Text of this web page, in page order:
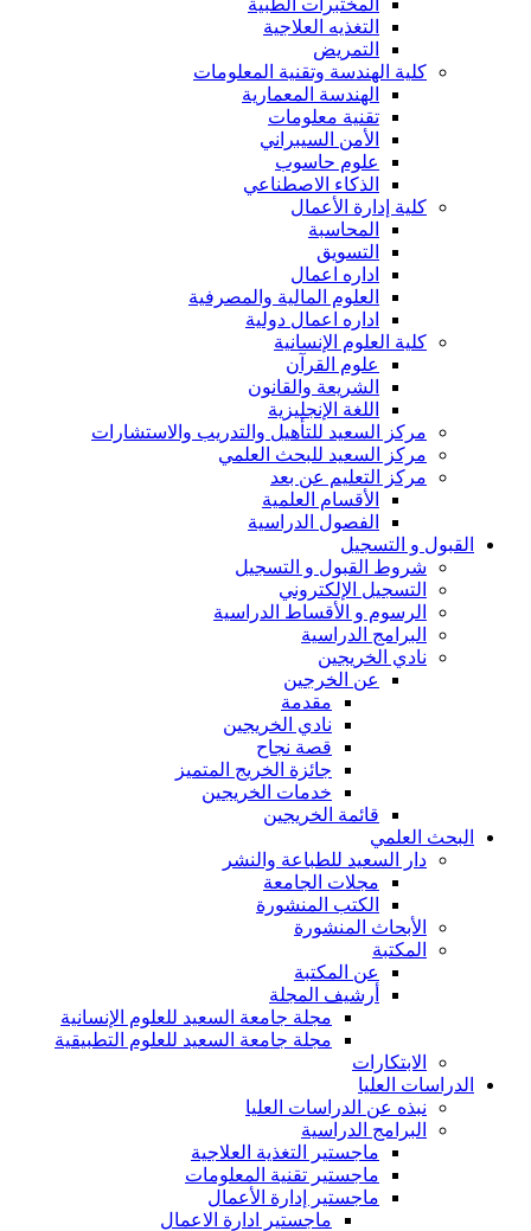
المختبرات الطبية
التغذيه العلاجية
التمريض
كلية الهندسة وتقنية المعلومات
الهندسة المعمارية
تقنية معلومات
الأمن السيبراني
علوم حاسوب
الذكاء الاصطناعي
كلية إدارة الأعمال
المحاسبة
التسويق
اداره اعمال
العلوم المالية والمصرفية
اداره اعمال دولية
كلية العلوم الإنسانية
علوم القرآن
الشريعة والقانون
اللغة الإنجليزية
مركز السعيد للتأهيل والتدريب والاستشارات
مركز السعيد للبحث العلمي
مركز التعليم عن بعد
الأقسام العلمية
الفصول الدراسية
القبول و التسجيل
شروط القبول و التسجيل
التسجيل الإلكتروني
الرسوم و الأقساط الدراسية
البرامج الدراسية
نادي الخريجين
عن الخرجين
مقدمة
نادي الخريجين
قصة نجاح
جائزة الخريج المتميز
خدمات الخريجين
قائمة الخريجين
البحث العلمي
دار السعيد للطباعة والنشر
مجلات الجامعة
الكتب المنشورة
الأبحاث المنشورة
المكتبة
عن المكتبة
أرشيف المجلة
مجلة جامعة السعيد للعلوم الإنسانية
مجلة جامعة السعيد للعلوم التطبيقية
الابتكارات
الدراسات العليا
نبذه عن الدراسات العليا
البرامج الدراسية
ماجستير التغذية العلاجية
ماجستير تقنية المعلومات
ماجستير إدارة الأعمال
ماجستير ادارة الاعمال